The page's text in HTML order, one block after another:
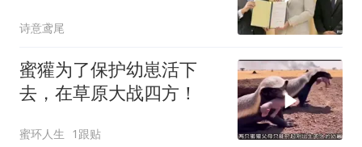
诗意鸢尾
蜜獾为了保护幼崽活下
去，在草原大战四方！
蜜环人生 1跟贴